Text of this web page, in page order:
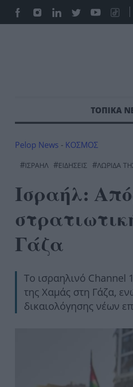
ΤΟΠΙΚΑ
Pelop News - ΚΟΣΜΟΣ
#ΙΣΡΑΉΛ #ΕΙΔΗΣΕΙΣ #ΛΩΡΙΔΑ
Ισραήλ:
Γάζα
Το ισραηλινό Channel
της Χαμάς στη Γάζα,
δικαιολόγησης νέων